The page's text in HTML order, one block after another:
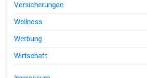
Versicherungen
Wellness
Werbung
Wirtschaft